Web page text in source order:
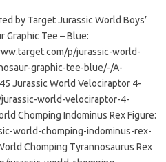
by Target Jurassic World Boys’
Graphic Tee – Blue:
p/jurassic-world-
graphic-tee-blue/-/A-
Jurassic World Velociraptor 4-
world-velociraptor-4-
Chomping Indominus Rex Figure:
world-chomping-indominus-rex-
Chomping Tyrannosaurus Rex